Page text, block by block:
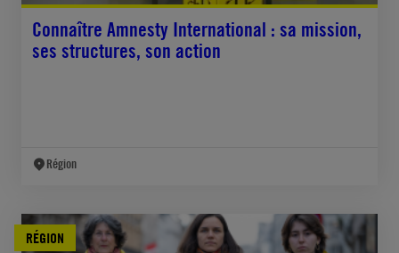
Connaître Amnesty International : sa mission,
ses structures, son action
Région
RÉGION